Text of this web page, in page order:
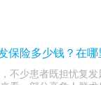
保险多少钱？在
不少患者既担忧复